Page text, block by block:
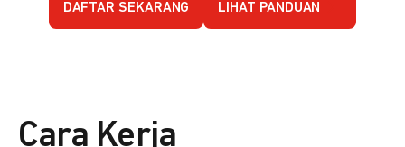
DAFTAR SEKARANG LIHAT PANDUAN
Cara Kerja